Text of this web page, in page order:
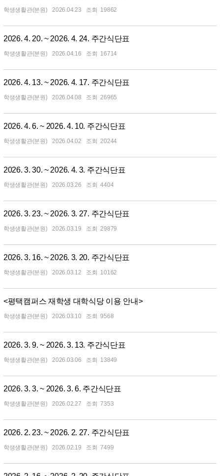
학생생활관(분원) 2026.04.23 19862
2026. 4. 20. ~ 2026. 4. 24. 주간식단표
학생생활관(분원) 2026.04.16 16714
2026. 4. 13. ~ 2026. 4. 17. 주간식단표
학생생활관(분원) 2026.04.08 26965
2026. 4. 6. ~ 2026. 4. 10. 주간식단표
학생생활관(분원) 2026.04.02 20244
2026. 3. 30. ~ 2026. 4. 3. 주간식단표
학생생활관(분원) 2026.03.26 4404
2026. 3. 23. ~ 2026. 3. 27. 주간식단표
학생생활관(분원) 2026.03.19 29879
2026. 3. 16. ~ 2026. 3. 20. 주간식단표
학생생활관(분원) 2026.03.12 10162
<평택캠퍼스 재학생 대학식당 이용 안내>
학생생활관(분원) 2026.03.10 9568
2026. 3. 9. ~ 2026. 3. 13. 주간식단표
학생생활관(분원) 2026.03.06 13849
2026. 3. 3. ~ 2026. 3. 6. 주간식단표
학생생활관(분원) 2026.02.27 7353
2026. 2. 23. ~ 2026. 2. 27. 주간식단표
학생생활관(분원) 2026.02.19 7499